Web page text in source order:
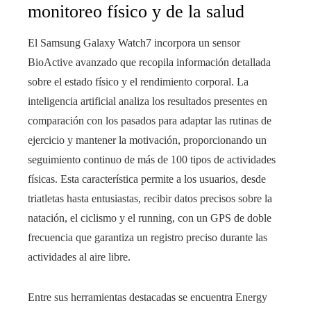
monitoreo físico y de la salud
El Samsung Galaxy Watch7 incorpora un sensor
BioActive avanzado que recopila información detallada
sobre el estado físico y el rendimiento corporal. La
inteligencia artificial analiza los resultados presentes en
comparación con los pasados para adaptar las rutinas de
ejercicio y mantener la motivación, proporcionando un
seguimiento continuo de más de 100 tipos de actividades
físicas. Esta característica permite a los usuarios, desde
triatletas hasta entusiastas, recibir datos precisos sobre la
natación, el ciclismo y el running, con un GPS de doble
frecuencia que garantiza un registro preciso durante las
actividades al aire libre.
Entre sus herramientas destacadas se encuentra Energy